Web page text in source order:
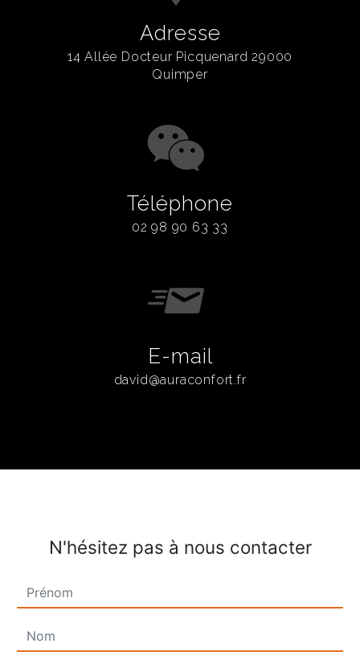
Adresse
14 Allée Docteur Picquenard 29000
Quimper
Téléphone
02 98 90 63 33
E-mail
david@auraconfort.fr
N'hésitez pas à nous contacter